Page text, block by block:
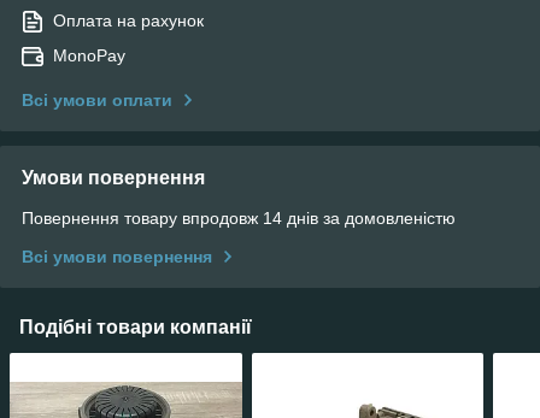
Оплата на рахунок
MonoPay
Всі умови оплати
Умови повернення
Повернення товару впродовж 14 днів за домовленістю
Всі умови повернення
Подібні товари компанії